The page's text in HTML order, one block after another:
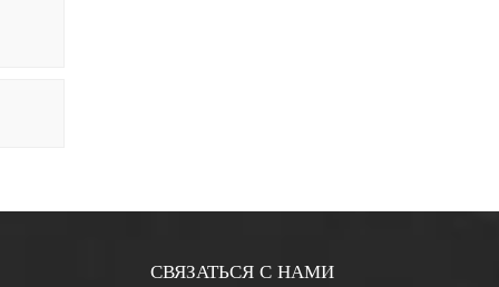
СВЯЗАТЬСЯ С НАМИ